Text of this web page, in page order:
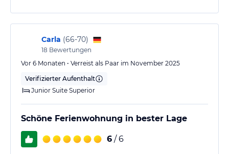
Carla (66-70)
18 Bewertungen
Vor 6 Monaten • Verreist als Paar im November 2025
Verifizierter Aufenthalt
Junior Suite Superior
Schöne Ferienwohnung in bester Lage
6 / 6